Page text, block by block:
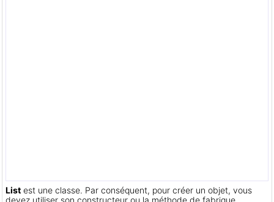
List est une classe. Par conséquent, pour créer un objet, vous
devez utiliser son constructeur ou la méthode de fabrique